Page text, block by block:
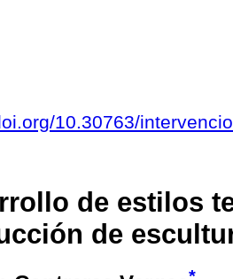
10.30763/
de estilos
de